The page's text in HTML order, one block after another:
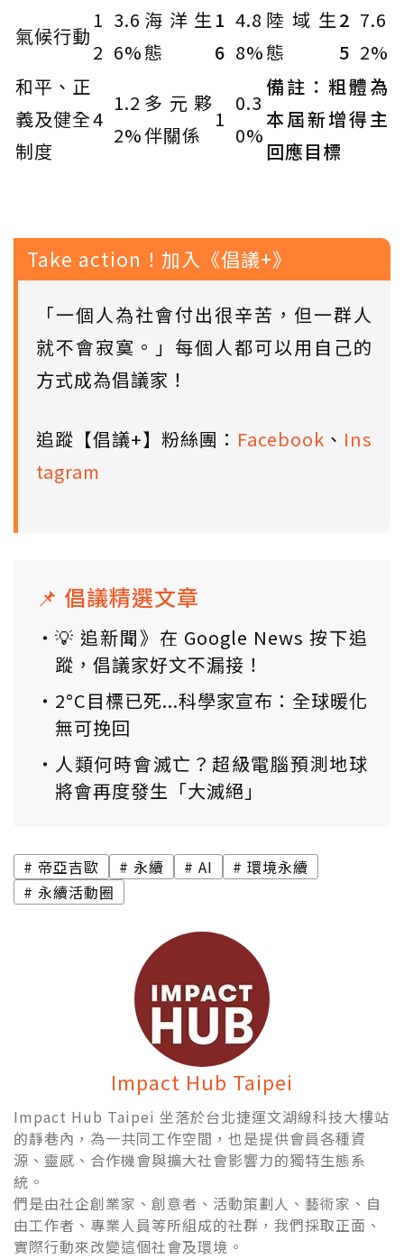
氣候行動
1
2
3.6
6%
海洋生
態
1
6
4.8
8%
陸域生
態
2
5
7.6
2%
和平、正
義及健全
制度
4
1.2
2%
多元夥
伴關係
1
0.3
0%
備註：粗體為
本屆新增得主
回應目標
Take action！加入《倡議+》
「一個人為社會付出很辛苦，但一群人
就不會寂寞。」每個人都可以用自己的
方式成為倡議家！
追蹤【倡議+】粉絲團： Facebook 、 Ins
tagram
📌 倡議精選文章
💡 追新聞》在 Google News 按下追
蹤，倡議家好文不漏接！
2°C目標已死...科學家宣布：全球暖化
無可挽回
人類何時會滅亡？超級電腦預測地球
將會再度發生「大滅絕」
帝亞吉歐 永續 AI
環境永續
永續活動圈
Impact Hub Taipei
Impact Hub Taipei 坐落於台北捷運文湖線科技大樓站
的靜巷內，為一共同工作空間，也是提供會員各種資
源、靈感、合作機會與擴大社會影響力的獨特生態系
統。
們是由社企創業家、創意者、活動策劃人、藝術家、自
由工作者、專業人員等所組成的社群，我們採取正面、
實際行動來改變這個社會及環境。